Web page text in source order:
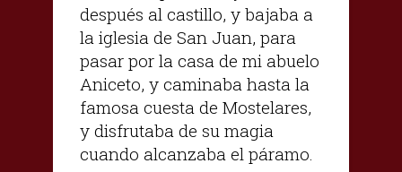
después al castillo, y bajaba a
la iglesia de San Juan, para
pasar por la casa de mi abuelo
Aniceto, y caminaba hasta la
famosa cuesta de Mostelares,
y disfrutaba de su magia
cuando alcanzaba el páramo.